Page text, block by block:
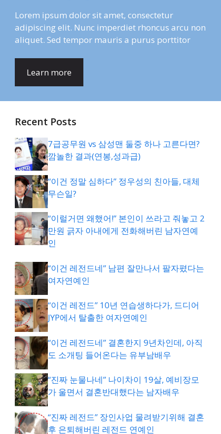
Lorem ipsum dolor sit amet, consectetur
adipiscing elit. Nunc imperdiet rhoncus arcu non
aliquet. Sed tempor mauris a purus porttitor
Learn more
Recent Posts
7급공무원 vs 삼성맨 둘중 하나 고른다면?
깜놀한 결과(연봉,성과급)
“이건 정말 심하다” 정우성의 친아들, 대체
무슨일?
“이럴거면 왜했어!” 본인이 쓰라고 줘놓고 2
만원 긁자 아내에게 전화해버린 남자연예
인
“이건 레전드네” 남편 잘만나서 팔자폈다는
여자연예인
“이건 레전드” 10년 연습생하다가, 드디어
JYP에서 탈출한 여자연예인
“이건 레전드네” 결혼한지 9년차인데, 아직
도 소개팅 들어온다는 유부남배우
“진짜 눈물나네” 나이차이 19살, 예비장모
가 울면서 결혼반대했다는 남자배우
“진짜 레전드” 장인사업 물려받기위해 결혼
후 은퇴해버린 레전드 연예인